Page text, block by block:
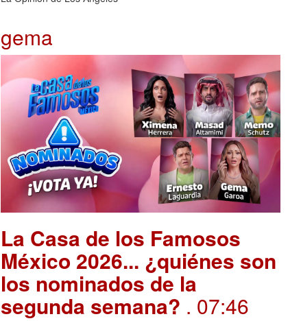
gema
La Casa de los Famosos
México 2026... ¿quiénes son
los nominados de la
segunda semana? . 07:46